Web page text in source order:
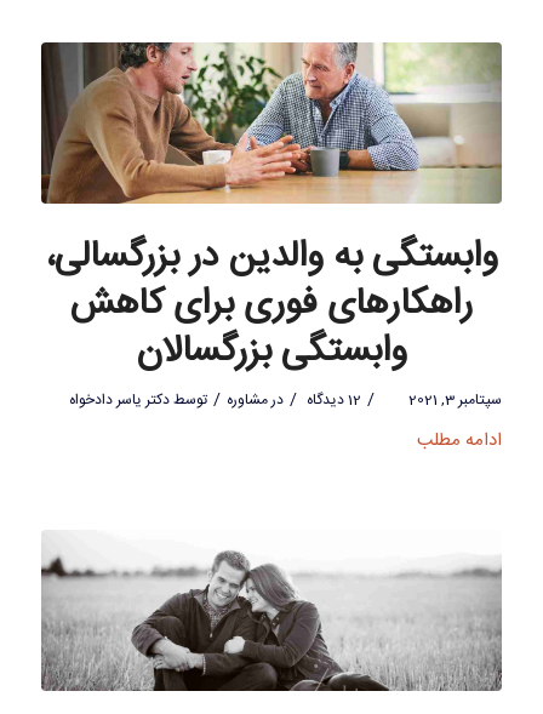
وابستگی به والدین در بزرگسالی،
راهکارهای فوری برای کاهش
وابستگی بزرگسالان
سپتامبر 3, 2021 / 12 دیدگاه / درمشاوره / توسطدکتر یاسر دادخواه
ادامه مطلب